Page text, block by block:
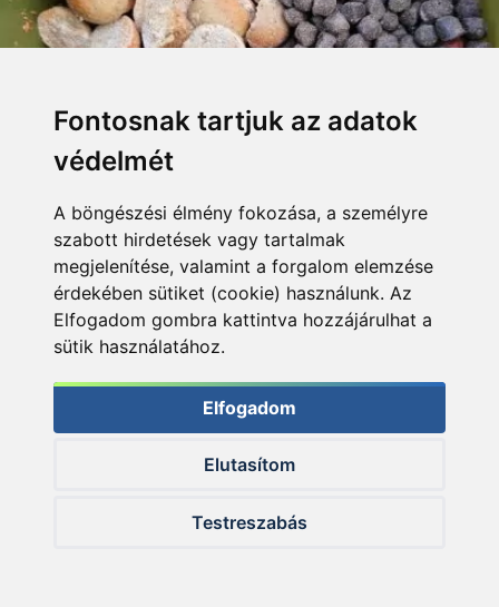
Fontosnak tartjuk az adatok
védelmét
A böngészési élmény fokozása, a személyre
szabott hirdetések vagy tartalmak
megjelenítése, valamint a forgalom elemzése
érdekében sütiket (cookie) használunk. Az
Elfogadom gombra kattintva hozzájárulhat a
sütik használatához.
Elfogadom
Elutasítom
Testreszabás
… amely külön-külön a Haldorádó Big Feed C21 Tüzes Barack
oldódó bojliból, a Haldorádó Big Feed C6 pelletből és a